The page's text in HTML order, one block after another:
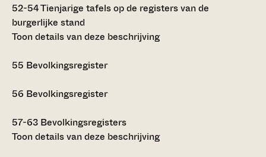
52-54Tienjarige tafels op de registers van de
burgerlijke stand
Toon details van deze beschrijving
55 Bevolkingsregister
56 Bevolkingsregister
57-63 Bevolkingsregisters
Toon details van deze beschrijving